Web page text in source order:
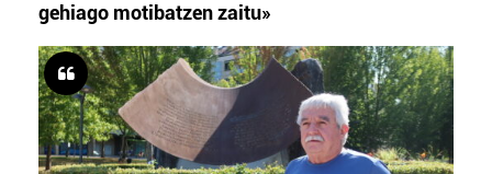
gehiago motibatzen zaitu»